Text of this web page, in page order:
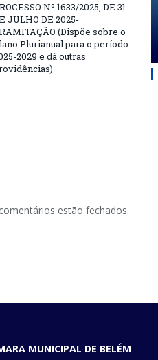
Nº 1633/2025, DE 31
JULHO DE 2025-
(Dispõe sobre o
Plurianual para o período
2029 e dá outras
estão fechados.
MUNICIPAL DE BELÉM